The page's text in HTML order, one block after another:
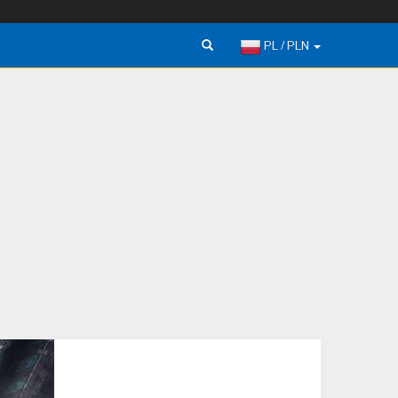
PL / PLN